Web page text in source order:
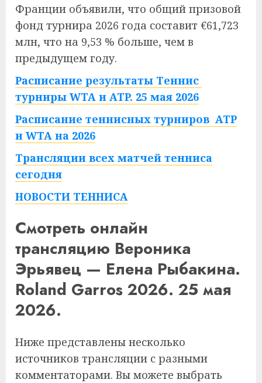
Франции объявили, что общий призовой
фонд турнира 2026 года составит €61,723
млн, что на 9,53 % больше, чем в
предыдущем году.
Расписание результаты Теннис
турниры WTA и ATP. 25 мая 2026
Расписание теннисных турниров ATP
и WTA на 2026
Трансляции всех матчей тенниса
сегодня
НОВОСТИ ТЕННИСА
Смотреть онлайн
трансляцию Вероника
Эрьявец — Елена Рыбакина.
Roland Garros 2026. 25 мая
2026.
Ниже представлены несколько
источников трансляции с разными
комментаторами. Вы можете выбрать